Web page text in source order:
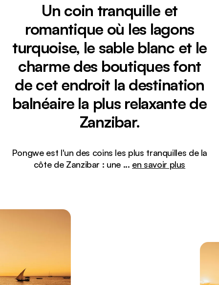
Un coin tranquille et
romantique où les lagons
turquoise, le sable blanc et le
charme des boutiques font
de cet endroit la destination
balnéaire la plus relaxante de
Zanzibar.
Pongwe est l'un des coins les plus tranquilles de la
côte de Zanzibar : une ... en savoir plus